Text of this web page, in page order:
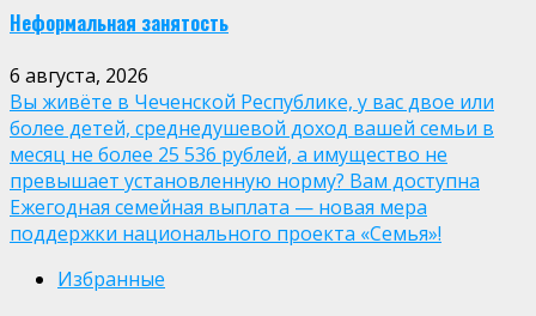
Неформальная занятость
6 августа, 2026
Вы живёте в Чеченской Республике, у вас двое или
более детей, среднедушевой доход вашей семьи в
месяц не более 25 536 рублей, а имущество не
превышает установленную норму? Вам доступна
Ежегодная семейная выплата — новая мера
поддержки национального проекта «Семья»!
Избранные